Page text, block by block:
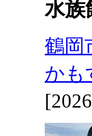
水族
鶴岡
かも